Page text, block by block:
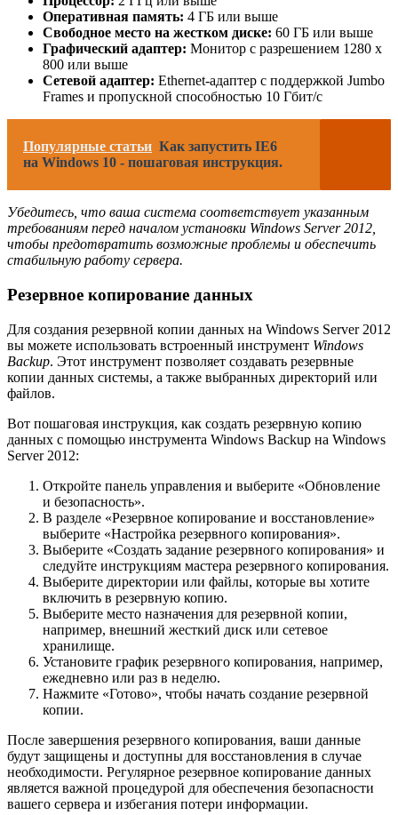
Оперативная память: 4 ГБ или выше
Свободное место на жестком диске: 60 ГБ или выше
Графический адаптер: Монитор с разрешением 1280 x
800 или выше
Сетевой адаптер: Ethernet-адаптер с поддержкой Jumbo
Frames и пропускной способностью 10 Гбит/с
Популярные статьи Как запустить IE6
на Windows 10 - пошаговая инструкция.
Убедитесь, что ваша система соответствует указанным
требованиям перед началом установки Windows Server 2012,
чтобы предотвратить возможные проблемы и обеспечить
стабильную работу сервера.
Резервное копирование данных
Для создания резервной копии данных на Windows Server 2012
вы можете использовать встроенный инструмент Windows
Backup. Этот инструмент позволяет создавать резервные
копии данных системы, а также выбранных директорий или
файлов.
Вот пошаговая инструкция, как создать резервную копию
данных с помощью инструмента Windows Backup на Windows
Server 2012:
Откройте панель управления и выберите «Обновление
и безопасность».
В разделе «Резервное копирование и восстановление»
выберите «Настройка резервного копирования».
Выберите «Создать задание резервного копирования» и
следуйте инструкциям мастера резервного копирования.
Выберите директории или файлы, которые вы хотите
включить в резервную копию.
Выберите место назначения для резервной копии,
например, внешний жесткий диск или сетевое
хранилище.
Установите график резервного копирования, например,
ежедневно или раз в неделю.
Нажмите «Готово», чтобы начать создание резервной
копии.
После завершения резервного копирования, ваши данные
будут защищены и доступны для восстановления в случае
необходимости. Регулярное резервное копирование данных
является важной процедурой для обеспечения безопасности
вашего сервера и избегания потери информации.